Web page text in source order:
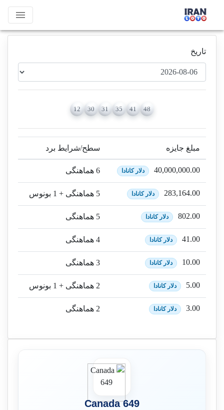
menu
تاریخ
12 30 31 35 41 48
مبلغ جایزه سطح/شرایط برد
40,000,000.00 دلار کانادا 6 هماهنگی
283,164.00 دلار کانادا 5 هماهنگی + 1 بونوس
802.00 دلار کانادا 5 هماهنگی
41.00 دلار کانادا 4 هماهنگی
10.00 دلار کانادا 3 هماهنگی
5.00 دلار کانادا 2 هماهنگی + 1 بونوس
3.00 دلار کانادا 2 هماهنگی
Canada 649